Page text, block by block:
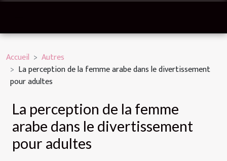
Accueil
Autres
La perception de la femme arabe dans le divertissement
pour adultes
La perception de la femme
arabe dans le divertissement
pour adultes